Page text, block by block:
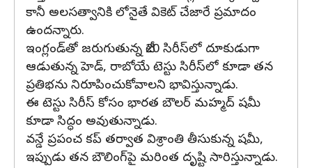
కానీ అలసత్వానికి లోనైతే వికెట్ చేజారే ప్రమాదం
ఉందన్నారు.
ఇంగ్లండ్‌తో జరుగుతున్న టీ20 సిరీస్‌లో దూకుడుగా
ఆడుతున్న హెడ్, రాబోయే టెస్టు సిరీస్‌లో కూడా తన
ప్రతిభను నిరూపించుకోవాలని భావిస్తున్నాడు.
ఈ టెస్టు సిరీస్‌ కోసం భారత బౌలర్‌ మహ్మద్ షమీ
కూడా సిద్ధం అవుతున్నాడు.
వన్డే ప్రపంచ కప్ తర్వాత విశ్రాంతి తీసుకున్న షమీ,
ఇప్పుడు తన బౌలింగ్‌పై మరింత దృష్టి సారిస్తున్నాడు.